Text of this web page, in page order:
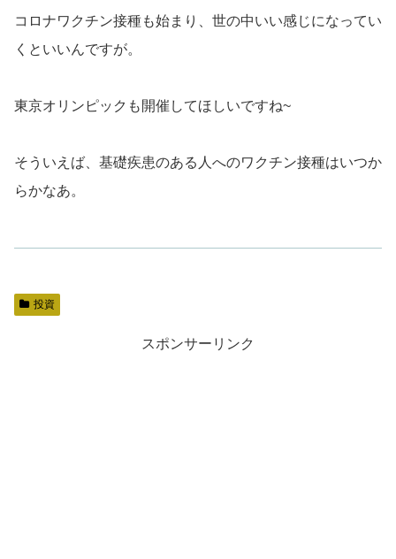
コロナワクチン接種も始まり、世の中いい感じになってい
くといいんですが。
東京オリンピックも開催してほしいですね~
そういえば、基礎疾患のある人へのワクチン接種はいつか
らかなあ。
投資
スポンサーリンク